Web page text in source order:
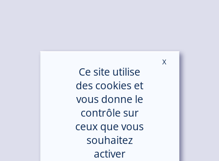
Ce site utilise
des cookies et
vous donne le
contrôle sur
ceux que vous
souhaitez
activer
XMasquer le